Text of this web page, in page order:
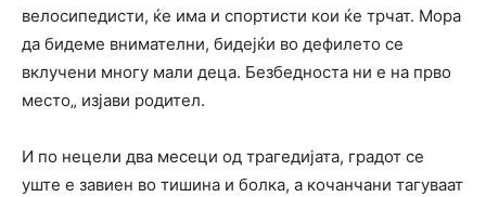
велосипедисти, ќе има и спортисти кои ќе трчат. Мора
да бидеме внимателни, бидејќи во дефилето се
вклучени многу мали деца. Безбедноста ни е на прво
место„ изјави родител.
И по нецели два месеци од трагедијата, градот се
уште е завиен во тишина и болка, а кочанчани тагуваат